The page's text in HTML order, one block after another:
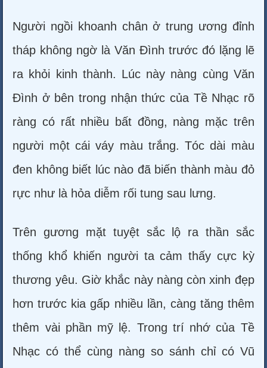
Người ngồi khoanh chân ở trung ương đỉnh
tháp không ngờ là Văn Đình trước đó lặng lẽ
ra khỏi kinh thành. Lúc này nàng cùng Văn
Đình ở bên trong nhận thức của Tề Nhạc rõ
ràng có rất nhiều bất đồng, nàng mặc trên
người một cái váy màu trắng. Tóc dài màu
đen không biết lúc nào đã biến thành màu đỏ
rực như là hỏa diễm rối tung sau lưng.
Trên gương mặt tuyệt sắc lộ ra thần sắc
thống khổ khiến người ta cảm thấy cực kỳ
thương yêu. Giờ khắc này nàng còn xinh đẹp
hơn trước kia gấp nhiều lần, càng tăng thêm
thêm vài phần mỹ lệ. Trong trí nhớ của Tề
Nhạc có thể cùng nàng so sánh chỉ có Vũ